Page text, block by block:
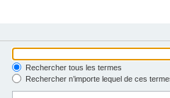
Rechercher tous les termes
Rechercher n’importe lequel de ces